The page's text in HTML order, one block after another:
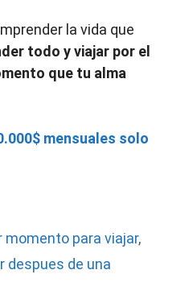
la vida que
todo y viajar por el
que tu alma
mensuales solo
momento para viajar,
despues de una